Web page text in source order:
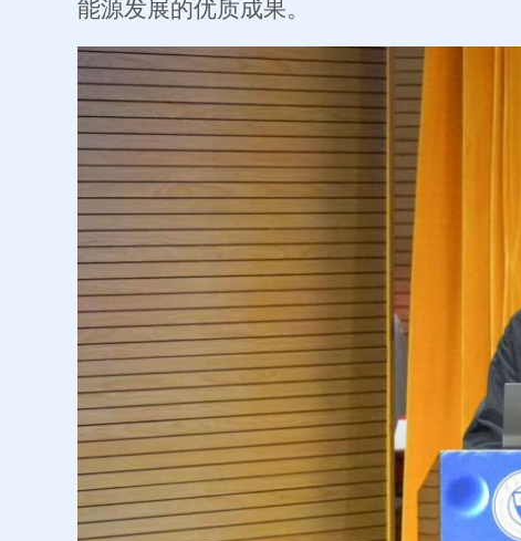
能源发展的优质成果。